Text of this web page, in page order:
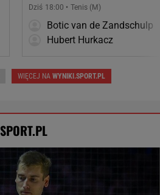
Dziś 18:00 • Tenis (M)
Botic van de Zandschulp
Hubert Hurkacz
WIĘCEJ NA WYNIKI.SPORT.PL
SPORT.PL